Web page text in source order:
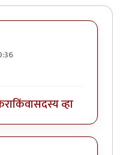
किंवासदस्य व्हा